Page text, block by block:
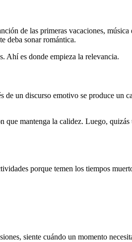
de las primeras vacaciones,
deba sonar romántica.
Ahí es donde empieza la relevancia.
un discurso emotivo se produce un
mantenga la calidez. Luego,
porque temen los tiempos
siente cuándo un momento